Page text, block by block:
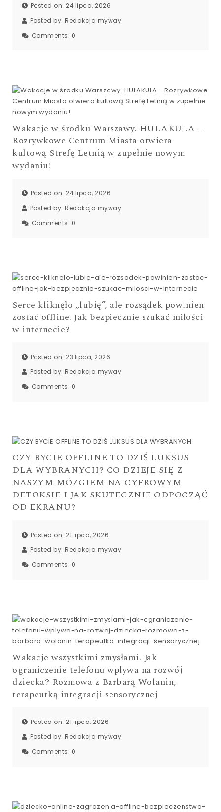
Posted on: 24 lipca, 2026
Posted by: Redakcja myway
Comments: 0
Wakacje w środku Warszawy. HULAKULA –
Rozrywkowe Centrum Miasta otwiera
kultową Strefę Letnią w zupełnie nowym
wydaniu!
Posted on: 24 lipca, 2026
Posted by: Redakcja myway
Comments: 0
Serce kliknęło „lubię”, ale rozsądek powinien
zostać offline. Jak bezpiecznie szukać miłości
w internecie?
Posted on: 23 lipca, 2026
Posted by: Redakcja myway
Comments: 0
CZY BYCIE OFFLINE TO DZIŚ LUKSUS
DLA WYBRANYCH? CO DZIEJE SIĘ Z
NASZYM MÓZGIEM NA CYFROWYM
DETOKSIE I JAK SKUTECZNIE ODPOCZĄĆ
OD EKRANU?
Posted on: 21 lipca, 2026
Posted by: Redakcja myway
Comments: 0
Wakacje wszystkimi zmysłami. Jak
ograniczenie telefonu wpływa na rozwój
dziecka? Rozmowa z Barbarą Wolanin,
terapeutką integracji sensorycznej
Posted on: 21 lipca, 2026
Posted by: Redakcja myway
Comments: 0